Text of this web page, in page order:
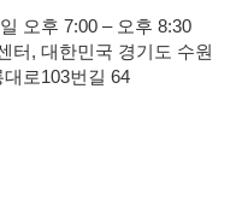
오후 7:00 – 오후 8:30
터, 대한민국 경기도 수원
로103번길 64